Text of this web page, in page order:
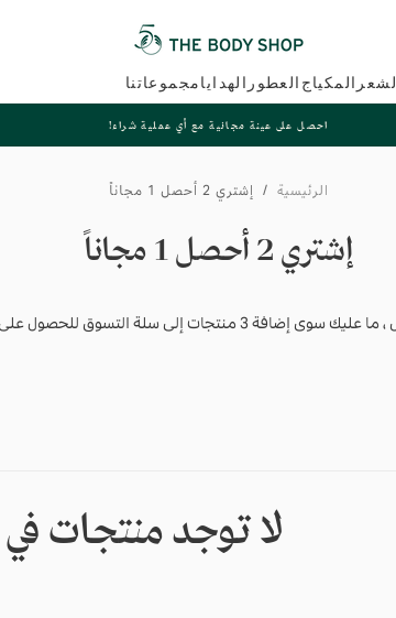
المكياج العطور الهدايا مجموعاتنا
احصل على عينة مجانية مع أي عملية شراء!
الرئيسية / إشتري 2 أحصل 1 مجاناً
إشتري 2 أحصل 1 مجاناً
إلى سلة التسوق للحصول على منتج واحد مجانًا.
لا توجد منتجات